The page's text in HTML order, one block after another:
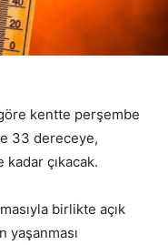
kentte perşembe
33 dereceye,
çıkacak.
birlikte açık
yaşanması